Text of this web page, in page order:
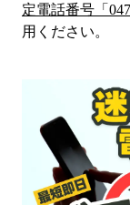
定電話番号「
用ください。